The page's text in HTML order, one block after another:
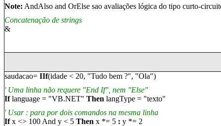
Note: AndAlso and OrElse sao avaliações lógica do tipo curto-
Concatenação de strings
&
saudacao= IIf(idade < 20, "Tudo bem ?", "Ola")
' Uma linha não requere "End If", nem "Else"
Iflanguage = "VB.NET" Then langType = "texto"
' Usar: para por dois comandos na mesma linha
Ifx <> 100 And y < 5 Then x *= 5 : y *= 2